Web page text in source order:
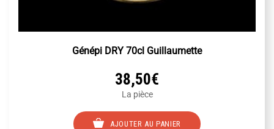
Génépi DRY 70cl Guillaumette
38,50€
La pièce
AJOUTER AU PANIER